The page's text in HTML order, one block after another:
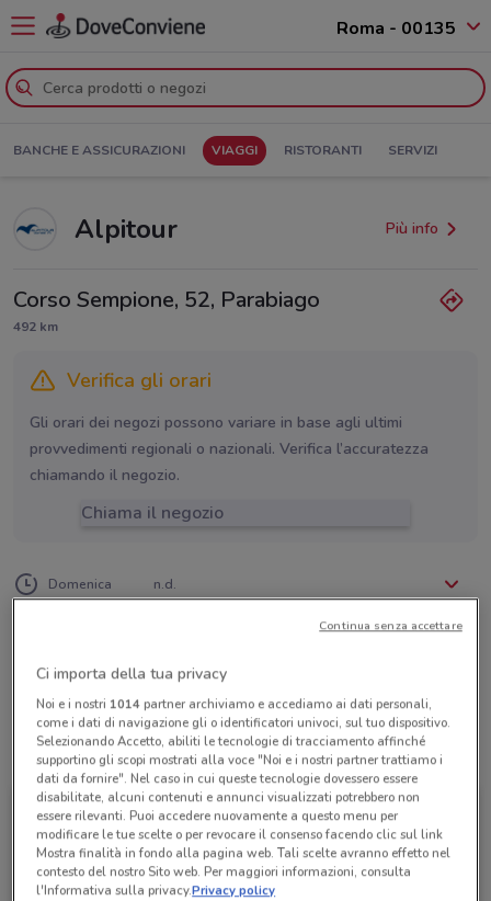
Roma - 00135
BANCHE E ASSICURAZIONI VIAGGI RISTORANTI SERVIZI
Alpitour Più info
Corso Sempione, 52, Parabiago
492 km
Verifica gli orari
Gli orari dei negozi possono variare in base agli ultimi
provvedimenti regionali o nazionali. Verifica l’accuratezza
chiamando il negozio.
Chiama il negozio
Domenica n.d.
Quest Travel/Maggiolini Vgi Sr
Tutte le promozioni di questo negozio
Ci importa della tua privacy
Noi e i nostri 1014partner archiviamo e accediamo ai dati personali,
come i dati di navigazione gli o identificatori univoci, sul tuo dispositivo.
Selezionando Accetto, abiliti le tecnologie di tracciamento affinché
supportino gli scopi mostrati alla voce "Noi e i nostri partner trattiamo i
dati da fornire". Nel caso in cui queste tecnologie dovessero essere
disabilitate, alcuni contenuti e annunci visualizzati potrebbero non
essere rilevanti. Puoi accedere nuovamente a questo menu per
modificare le tue scelte o per revocare il consenso facendo clic sul link
Mostra finalità in fondo alla pagina web. Tali scelte avranno effetto nel
contesto del nostro Sito web. Per maggiori informazioni, consulta
l'Informativa sulla privacy.Privacy policy
Continua senza accettare